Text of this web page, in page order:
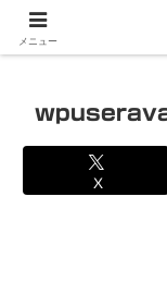
X
メニュー